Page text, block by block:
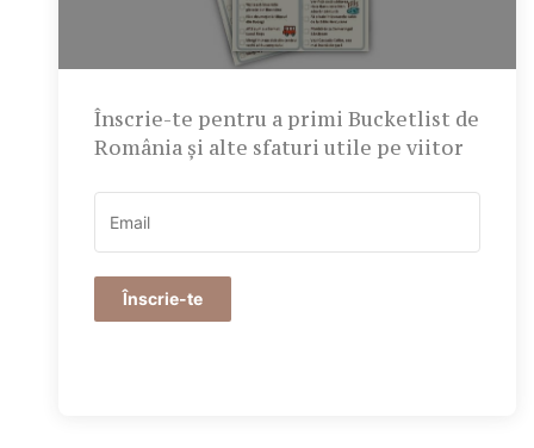
Înscrie-te pentru a primi Bucketlist de
România și alte sfaturi utile pe viitor
Înscrie-te